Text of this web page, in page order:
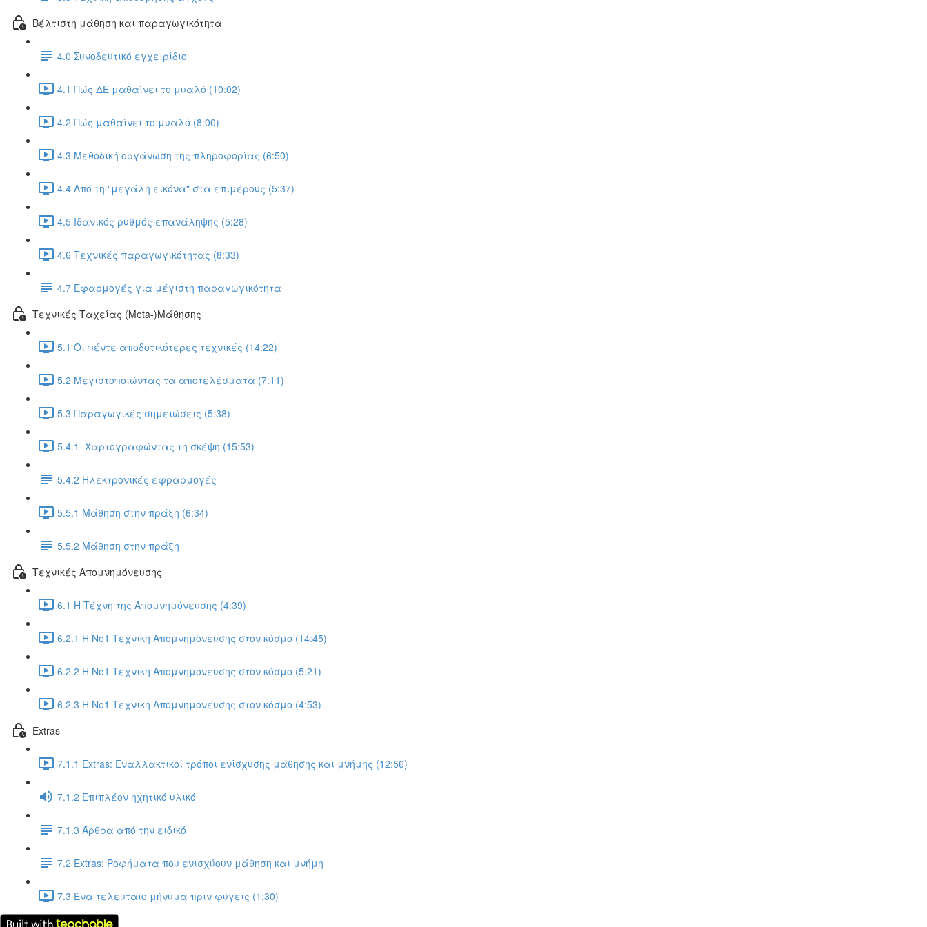
Βέλτιστη μάθηση και παραγωγικότητα
4.0 Συνοδευτικό εγχειρίδιο
4.1 Πώς ΔΕ μαθαίνει το μυαλό (10:02)
4.2 Πώς μαθαίνει το μυαλό (8:00)
4.3 Μεθοδική οργάνωση της πληροφορίας (6:50)
4.4 Από τη "μεγάλη εικόνα" στα επιμέρους (5:37)
4.5 Ιδανικός ρυθμός επανάληψης (5:28)
4.6 Τεχνικές παραγωγικότητας (8:33)
4.7 Εφαρμογές για μέγιστη παραγωγικότητα
Τεχνικές Ταχείας (Meta-)Μάθησης
5.1 Οι πέντε αποδοτικότερες τεχνικές (14:22)
5.2 Μεγιστοποιώντας τα αποτελέσματα (7:11)
5.3 Παραγωγικές σημειώσεις (5:38)
5.4.1 Χαρτογραφώντας τη σκέψη (15:53)
5.4.2 Ηλεκτρονικές εφραρμογές
5.5.1 Μάθηση στην πράξη (6:34)
5.5.2 Μάθηση στην πράξη
Τεχνικές Απομνημόνευσης
6.1 Η Τέχνη της Απομνημόνευσης (4:39)
6.2.1 Η Νο1 Τεχνική Απομνημόνευσης στον κόσμο (14:45)
6.2.2 Η Νο1 Τεχνική Απομνημόνευσης στον κόσμο (5:21)
6.2.3 Η Νο1 Τεχνική Απομνημόνευσης στον κόσμο (4:53)
Extras
7.1.1 Extras: Εναλλακτικοί τρόποι ενίσχυσης μάθησης και μνήμης (12:56)
7.1.2 Επιπλέον ηχητικό υλικό
7.1.3 Άρθρα από την ειδικό
7.2 Extras: Ροφήματα που ενισχύουν μάθηση και μνήμη
7.3 Ένα τελευταίο μήνυμα πριν φύγεις (1:30)